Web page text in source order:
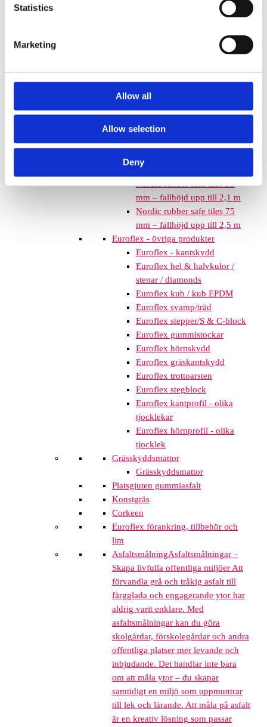
Statistics
Marketing
Allow all
Allow selection
Deny
Euroflex fallskyddsmatta 50
mm - för fallhöjd 1,5 meter
Euroflex fallskyddsmatta 60
mm – för fallhöjd 1,7 meter
mm - för fallhöjd 2,1 meter
mm - för fallhöjd 2,4 meter
Euroflex fallskyddsmatta 90
mm soft - för fallhöjd 3,0
meter
mm – fallhöjd upp till 1,5 m
Nordic rubber safe tiles 55
mm – fallhöjd upp till 2,1 m
Nordic rubber safe tiles 75
mm – fallhöjd upp till 2,5 m
Euroflex - övriga produkter
Euroflex - kantskydd
Euroflex hel & halvkulor /
stenar / diamonds
Euroflex kub / kub EPDM
Euroflex svamp/träd
Euroflex stepper/S & C-block
Euroflex gummistockar
Euroflex hörnskydd
Euroflex gräskantskydd
Euroflex trottoarsten
Euroflex stegblock
Euroflex kantprofil - olika
tjocklekar
Euroflex hörnprofil - olika
tjocklek
Grässkyddsmattor
Grässkyddsmattor
Platsgjuten gummiasfalt
Konstgräs
Corkeen
Euroflex förankring, tillbehör och
lim
AsfaltsmålningAsfaltsmålningar –
Skapa livfulla offentliga miljöer Att
förvandla grå och tråkig asfalt till
färgglada och engagerande ytor har
aldrig varit enklare. Med
asfaltsmålningar kan du göra
skolgårdar, förskolegårdar och andra
offentliga platser mer levande och
inbjudande. Det handlar inte bara
om att måla ytor – du skapar
samtidigt en miljö som uppmuntrar
till lek och lärande. Att måla på asfalt
är en kreativ lösning som passar